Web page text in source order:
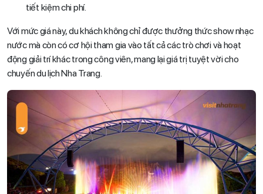
tiết kiệm chi phí.
Với mức giá này, du khách không chỉ được thưởng thức show nhạc
nước mà còn có cơ hội tham gia vào tất cả các trò chơi và hoạt
động giải trí khác trong công viên, mang lại giá trị tuyệt vời cho
chuyến du lịch Nha Trang.